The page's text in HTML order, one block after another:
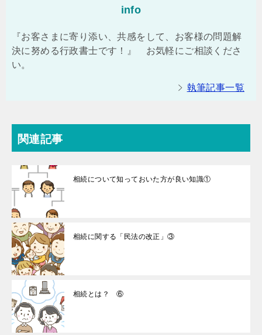
info
『お客さまに寄り添い、共感をして、お客様の問題解
決に努める行政書士です！』 お気軽にご相談くださ
い。
執筆記事一覧
関連記事
相続について知っておいた方が良い知識①
相続に関する「民法の改正」③
相続とは？ ⑥